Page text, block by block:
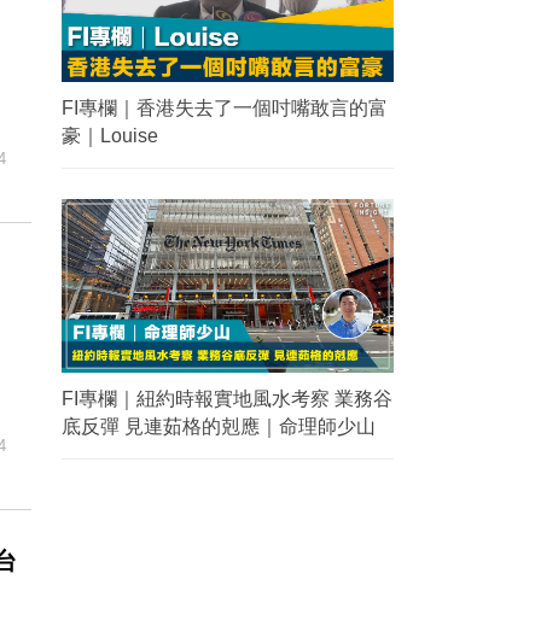
FI專欄｜香港失去了一個吋嘴敢言的富
豪｜Louise
FI專欄｜紐約時報實地風水考察 業務谷
底反彈 見連茹格的剋應｜命理師少山